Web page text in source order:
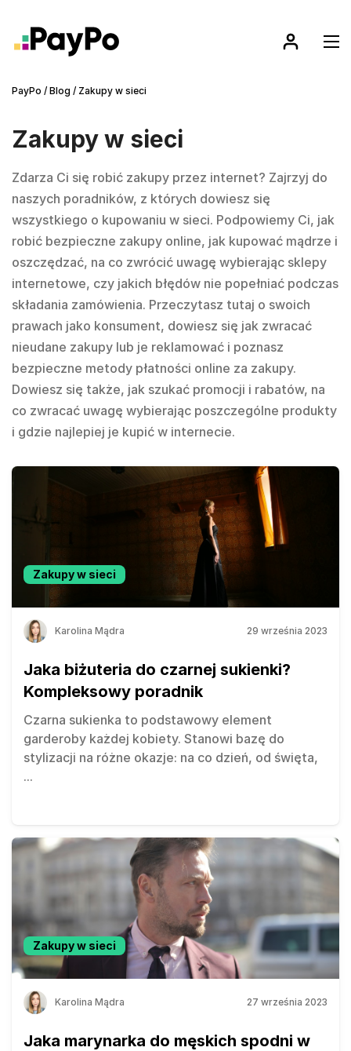
PayPo / Blog / Zakupy w sieci
Zakupy w sieci
Zdarza Ci się robić zakupy przez internet? Zajrzyj do
naszych poradników, z których dowiesz się
wszystkiego o kupowaniu w sieci. Podpowiemy Ci, jak
robić bezpieczne zakupy online, jak kupować mądrze i
oszczędzać, na co zwrócić uwagę wybierając sklepy
internetowe, czy jakich błędów nie popełniać podczas
składania zamówienia. Przeczytasz tutaj o swoich
prawach jako konsument, dowiesz się jak zwracać
nieudane zakupy lub je reklamować i poznasz
bezpieczne metody płatności online za zakupy.
Dowiesz się także, jak szukać promocji i rabatów, na
co zwracać uwagę wybierając poszczególne produkty
i gdzie najlepiej je kupić w internecie.
Zakupy w sieci
Karolina Mądra 29 września 2023
Jaka biżuteria do czarnej sukienki?
Kompleksowy poradnik
Czarna sukienka to podstawowy element
garderoby każdej kobiety. Stanowi bazę do
stylizacji na różne okazje: na co dzień, od święta,
...
Zakupy w sieci
Karolina Mądra 27 września 2023
Jaka marynarka do męskich spodni w